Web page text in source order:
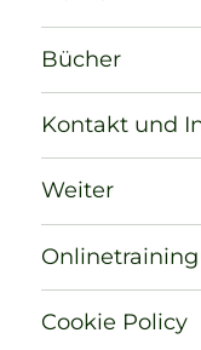
Bücher
Kontakt und
Weiter
Onlinetraining
Cookie Policy